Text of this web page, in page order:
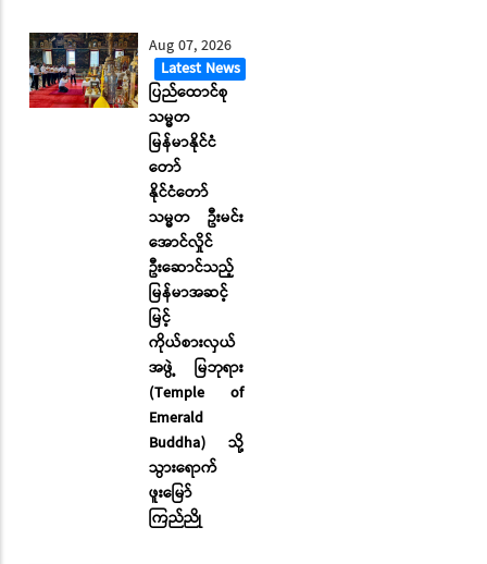
Aug 07, 2026
Latest News
ပြည်ထောင်စု
သမ္မတ
မြန်မာနိုင်ငံ
တော်
နိုင်ငံတော်
သမ္မတ ဦးမင်း
အောင်လှိုင်
ဦးဆောင်သည့်
မြန်မာအဆင့်
မြင့်
ကိုယ်စားလှယ်
အဖွဲ့ မြဘုရား
(Temple of
Emerald
Buddha) သို့
သွားရောက်
ဖူးမြော်
ကြည်ညို